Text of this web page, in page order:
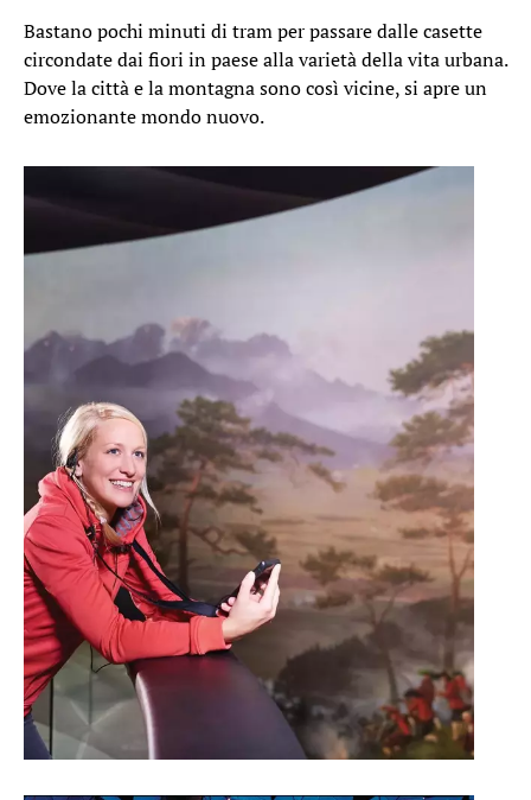
Bastano pochi minuti di tram per passare dalle casette
circondate dai fiori in paese alla varietà della vita urbana.
Dove la città e la montagna sono così vicine, si apre un
emozionante mondo nuovo.